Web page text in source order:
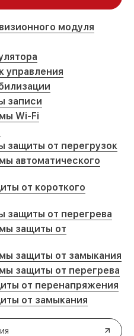
модуля
управления
записи
Wi-Fi
защиты от перегрузок
автоматического
от короткого
защиты от перегрева
защиты от
защиты от замыкания
защиты от перегрева
от перенапряжения
от замыкания